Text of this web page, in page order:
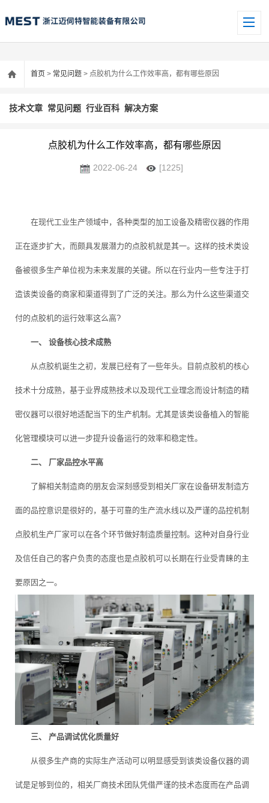
首页 > 常见问题 > 点胶机为什么工作效率高，都有哪些原因
技术文章 常见问题 行业百科 解决方案
点胶机为什么工作效率高，都有哪些原因
2022-06-24 [1225]
在现代工业生产领域中，各种类型的加工设备及精密仪器的作用
正在逐步扩大，而颇具发展潜力的点胶机就是其一。这样的技术类设
备被很多生产单位视为未来发展的关键。所以在行业内一些专注于打
造该类设备的商家和渠道得到了广泛的关注。那么为什么这些渠道交
付的点胶机的运行效率这么高?
一、 设备核心技术成熟
从点胶机诞生之初，发展已经有了一些年头。目前点胶机的核心
技术十分成熟，基于业界成熟技术以及现代工业理念而设计制造的精
密仪器可以很好地适配当下的生产机制。尤其是该类设备植入的智能
化管理模块可以进一步提升设备运行的效率和稳定性。
二、 厂家品控水平高
了解相关制造商的朋友会深刻感受到相关厂家在设备研发制造方
面的品控意识是很好的，基于可靠的生产流水线以及严谨的品控机制
点胶机生产厂家可以在各个环节做好制造质量控制。这种对自身行业
及信任自己的客户负责的态度也是点胶机可以长期在行业受青睐的主
要原因之一。
三、 产品调试优化质量好
从很多生产商的实际生产活动可以明显感受到该类设备仪器的调
试是足够到位的，相关厂商技术团队凭借严谨的技术态度而在产品调